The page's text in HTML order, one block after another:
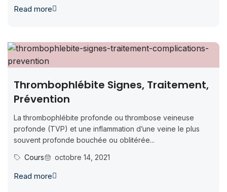
Read more
Thrombophlébite Signes, Traitement,
Prévention
La thrombophlébite profonde ou thrombose veineuse
profonde (TVP) et une inflammation d’une veine le plus
souvent profonde bouchée ou oblitérée...
Cours
octobre 14, 2021
Read more